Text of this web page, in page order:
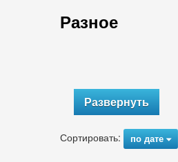
Разное
Развернуть
Сортировать: по дате{